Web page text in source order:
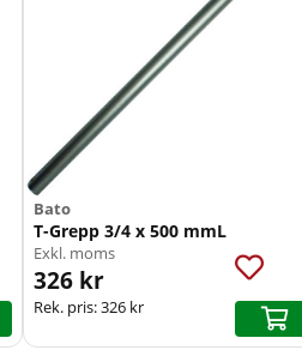
Bato
T-Grepp 3/4 x 500 mmL
Exkl. moms
326 kr
Rek. pris:326 kr